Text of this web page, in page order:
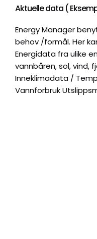
Aktuelle data (
Energy Manager
behov /formål. Her
Energidata fra ulike
vannbåren, sol, vind,
Inneklimadata /
Vannforbruk